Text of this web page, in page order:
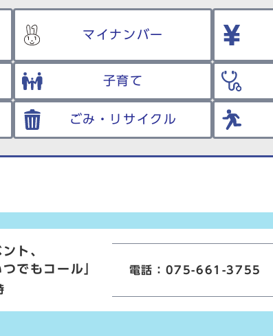
マイナンバー
子育て
ごみ・リサイクル
ト、
つでもコール」 電話：075-661-3755